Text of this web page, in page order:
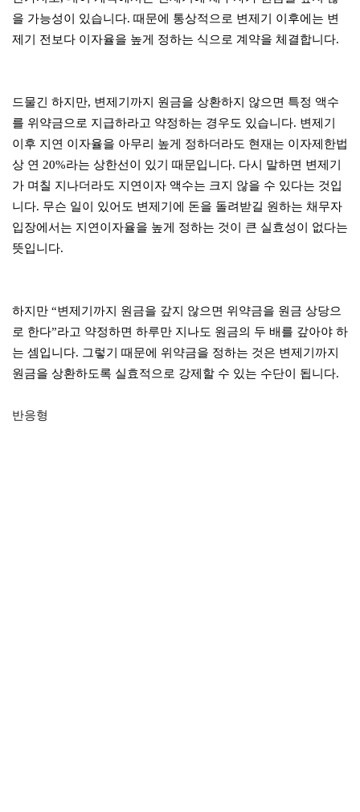
을 가능성이 있습니다. 때문에 통상적으로 변제기 이후에는 변
제기 전보다 이자율을 높게 정하는 식으로 계약을 체결합니다.
드물긴 하지만, 변제기까지 원금을 상환하지 않으면 특정 액수
를 위약금으로 지급하라고 약정하는 경우도 있습니다. 변제기
이후 지연 이자율을 아무리 높게 정하더라도 현재는 이자제한법
상 연 20%라는 상한선이 있기 때문입니다. 다시 말하면 변제기
가 며칠 지나더라도 지연이자 액수는 크지 않을 수 있다는 것입
니다. 무슨 일이 있어도 변제기에 돈을 돌려받길 원하는 채무자
입장에서는 지연이자율을 높게 정하는 것이 큰 실효성이 없다는
뜻입니다.
하지만 “변제기까지 원금을 갚지 않으면 위약금을 원금 상당으
로 한다”라고 약정하면 하루만 지나도 원금의 두 배를 갚아야 하
는 셈입니다. 그렇기 때문에 위약금을 정하는 것은 변제기까지
원금을 상환하도록 실효적으로 강제할 수 있는 수단이 됩니다.
반응형